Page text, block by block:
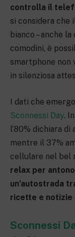
controlla il
si considera che
bianco – anche
comodini, è
smartphone non
in silenziosa
I dati che
Sconnessi Day.
l’80% dichiara
mentre il 37%
cellulare nel bel
relax per
un’autostrada
ricette e notizie
Sconnessi